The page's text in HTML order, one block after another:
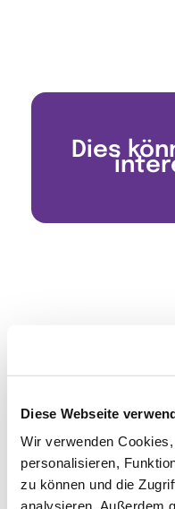
Diese Webseite
Wir verwenden
personalisieren,
zu können und die
analysieren. Außerdem
Dies